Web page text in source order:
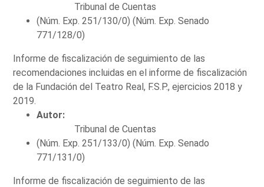
Tribunal de Cuentas
(Núm. Exp. 251/130/0) (Núm. Exp. Senado
771/128/0)
Informe de fiscalización de seguimiento de las
recomendaciones incluidas en el informe de fiscalización
de la Fundación del Teatro Real, F.S.P., ejercicios 2018 y
2019.
Autor:
Tribunal de Cuentas
(Núm. Exp. 251/133/0) (Núm. Exp. Senado
771/131/0)
Informe de fiscalización de seguimiento de las